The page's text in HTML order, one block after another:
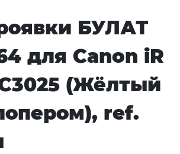
БУЛАТ
для Canon iR
(Жёлтый
ref.